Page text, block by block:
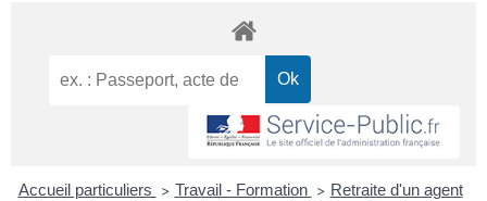
Accueil particuliers > Travail - Formation > Retraite d'un agent